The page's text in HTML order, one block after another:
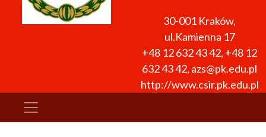
30-001 Kraków,
ul.Kamienna 17
+48 12 632 43 42, +48 12
632 43 42, azs@pk.edu.pl
http://www.csir.pk.edu.pl